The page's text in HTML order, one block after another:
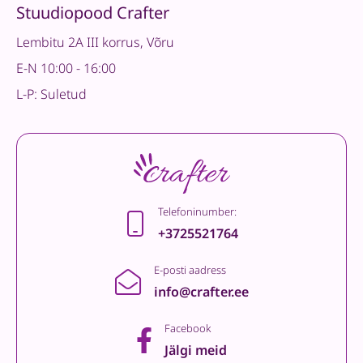
Stuudiopood Crafter
Lembitu 2A III korrus, Võru
E-N 10:00 - 16:00
L-P: Suletud
Telefoninumber:
+3725521764
E-posti aadress
info@crafter.ee
Facebook
Jälgi meid